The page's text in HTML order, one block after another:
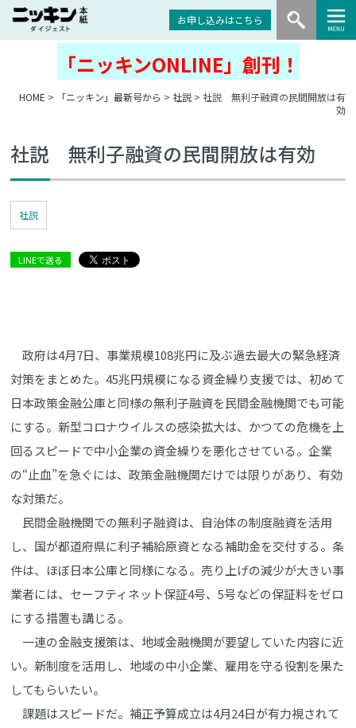
お申し込みはこちら
「ニッキンONLINE」創刊！
HOME > 「ニッキン」最新号から > 社説> 社説 無利子融資の民間開放は有
効
社説 無利子融資の民間開放は有効
社説
LINEで送る
政府は4月7日、事業規模108兆円に及ぶ過去最大の緊急経済
対策をまとめた。45兆円規模になる資金繰り支援では、初めて
日本政策金融公庫と同様の無利子融資を民間金融機関でも可能
にする。新型コロナウイルスの感染拡大は、かつての危機を上
回るスピードで中小企業の資金繰りを悪化させている。企業
の“止血”を急ぐには、政策金融機関だけでは限りがあり、有効
な対策だ。
民間金融機関での無利子融資は、自治体の制度融資を活用
し、国が都道府県に利子補給原資となる補助金を交付する。条
件は、ほぼ日本公庫と同様になる。売り上げの減少が大きい事
業者には、セーフティネット保証4号、5号などの保証料をゼロ
にする措置も講じる。
一連の金融支援策は、地域金融機関が要望していた内容に近
い。新制度を活用し、地域の中小企業、雇用を守る役割を果た
してもらいたい。
課題はスピードだ。補正予算成立は4月24日が有力視されて